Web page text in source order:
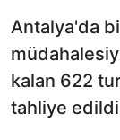
Antalya'da
kalan 622
tahliye